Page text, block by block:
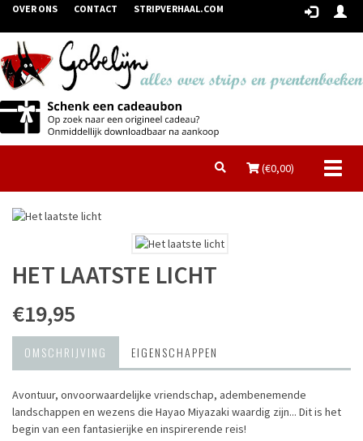
OVER ONS CONTACT STRIPVERHAAL.COM
(€0,00)
HET LAATSTE LICHT
€19,95
OMSCHRIJVING EIGENSCHAPPEN
Avontuur, onvoorwaardelijke vriendschap, adembenemende
landschappen en wezens die Hayao Miyazaki waardig zijn... Dit is het
begin van een fantasierijke en inspirerende reis!